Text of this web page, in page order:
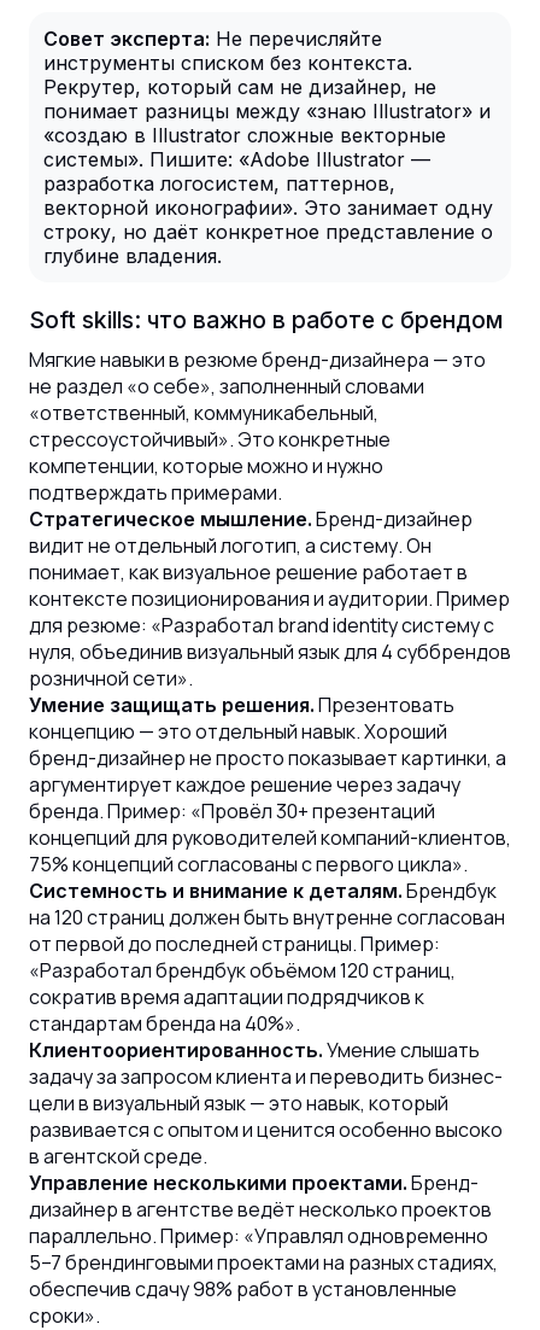
Совет эксперта: Не перечисляйте
инструменты списком без контекста.
Рекрутер, который сам не дизайнер, не
понимает разницы между «знаю Illustrator» и
«создаю в Illustrator сложные векторные
системы». Пишите: «Adobe Illustrator —
разработка логосистем, паттернов,
векторной иконографии». Это занимает одну
строку, но даёт конкретное представление о
глубине владения.
Soft skills: что важно в работе с брендом
Мягкие навыки в резюме бренд-дизайнера — это
не раздел «о себе», заполненный словами
«ответственный, коммуникабельный,
стрессоустойчивый». Это конкретные
компетенции, которые можно и нужно
подтверждать примерами.
Стратегическое мышление. Бренд-дизайнер
видит не отдельный логотип, а систему. Он
понимает, как визуальное решение работает в
контексте позиционирования и аудитории. Пример
для резюме: «Разработал brand identity систему с
нуля, объединив визуальный язык для 4 суббрендов
розничной сети».
Умение защищать решения. Презентовать
концепцию — это отдельный навык. Хороший
бренд-дизайнер не просто показывает картинки, а
аргументирует каждое решение через задачу
бренда. Пример: «Провёл 30+ презентаций
концепций для руководителей компаний-клиентов,
75% концепций согласованы с первого цикла».
Системность и внимание к деталям. Брендбук
на 120 страниц должен быть внутренне согласован
от первой до последней страницы. Пример:
«Разработал брендбук объёмом 120 страниц,
сократив время адаптации подрядчиков к
стандартам бренда на 40%».
Клиентоориентированность. Умение слышать
задачу за запросом клиента и переводить бизнес-
цели в визуальный язык — это навык, который
развивается с опытом и ценится особенно высоко
в агентской среде.
Управление несколькими проектами. Бренд-
дизайнер в агентстве ведёт несколько проектов
параллельно. Пример: «Управлял одновременно
5–7 брендинговыми проектами на разных стадиях,
обеспечив сдачу 98% работ в установленные
сроки».